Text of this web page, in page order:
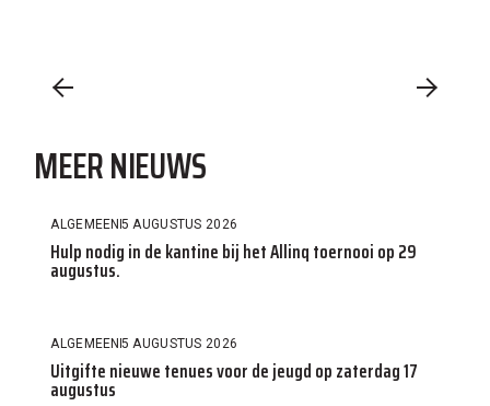
MEER NIEUWS
ALGEMEEN5 AUGUSTUS 2026
Hulp nodig in de kantine bij het Allinq toernooi op 29
augustus.
ALGEMEEN5 AUGUSTUS 2026
Uitgifte nieuwe tenues voor de jeugd op zaterdag 17
augustus